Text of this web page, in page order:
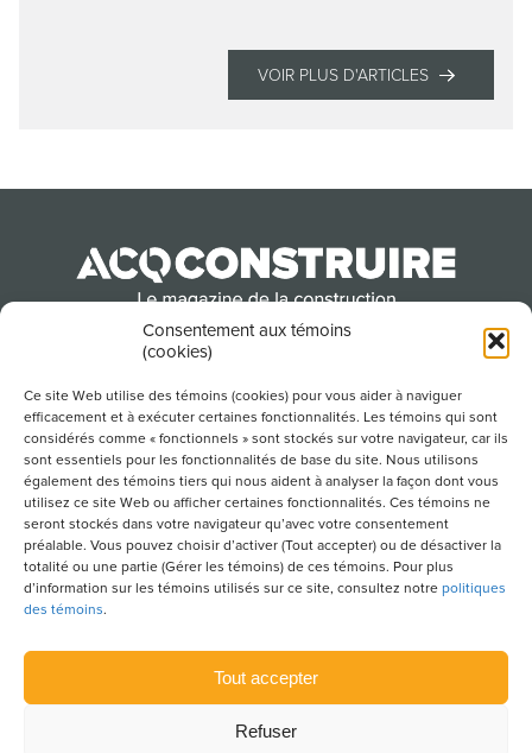
Consentement aux témoins
(cookies)
Ce site Web utilise des témoins (cookies) pour vous aider à naviguer
efficacement et à exécuter certaines fonctionnalités. Les témoins qui sont
considérés comme « fonctionnels » sont stockés sur votre navigateur, car ils
sont essentiels pour les fonctionnalités de base du site. Nous utilisons
également des témoins tiers qui nous aident à analyser la façon dont vous
utilisez ce site Web ou afficher certaines fonctionnalités. Ces témoins ne
seront stockés dans votre navigateur qu’avec votre consentement
préalable. Vous pouvez choisir d’activer (Tout accepter) ou de désactiver la
totalité ou une partie (Gérer les témoins) de ces témoins. Pour plus
d’information sur les témoins utilisés sur ce site, consultez notre politiques
des témoins.
Tout accepter
Refuser
VOIR PLUS D'ARTICLES
Québec
POUR S’ABONNER À NOTRE INFOLETTRE
LIENS UTILES
POLITIQUE DE CONFIDENTIALITÉ
PLAN DU SITE